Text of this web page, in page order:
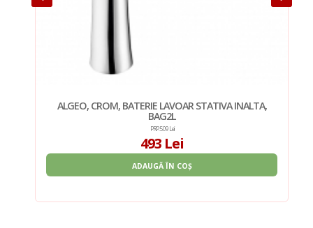
ALGEO, CROM, BATERIE LAVOAR STATIVA INALTA,
BAG2L
PRP: 509 Lei
493 Lei
ADAUGĂ ÎN COȘ